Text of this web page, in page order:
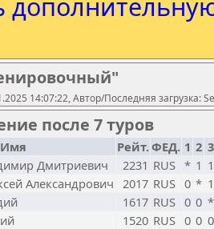
14:07:22, Автор/Последняя загрузка:
после 7 туров
Имя Рейт.ФЕД. 1 2 3
Дмитриевич 2231 RUS * 1 1
Александрович 2017 RUS 0 * 1
1617 RUS 0 0 *
1520 RUS 0 0 0